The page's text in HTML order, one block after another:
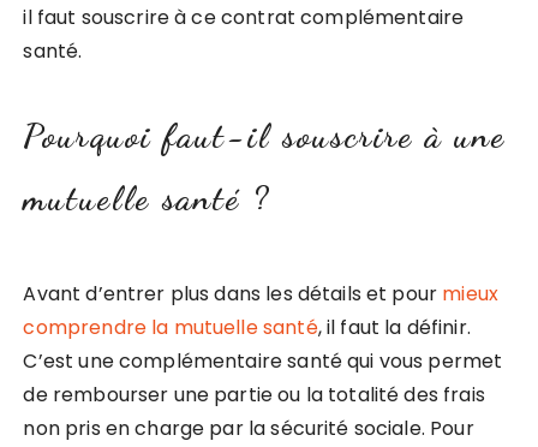
il faut souscrire à ce contrat complémentaire
santé.
Pourquoi faut-il souscrire à une
mutuelle santé ?
Avant d’entrer plus dans les détails et pour mieux
comprendre la mutuelle santé, il faut la définir.
C’est une complémentaire santé qui vous permet
de rembourser une partie ou la totalité des frais
non pris en charge par la sécurité sociale. Pour